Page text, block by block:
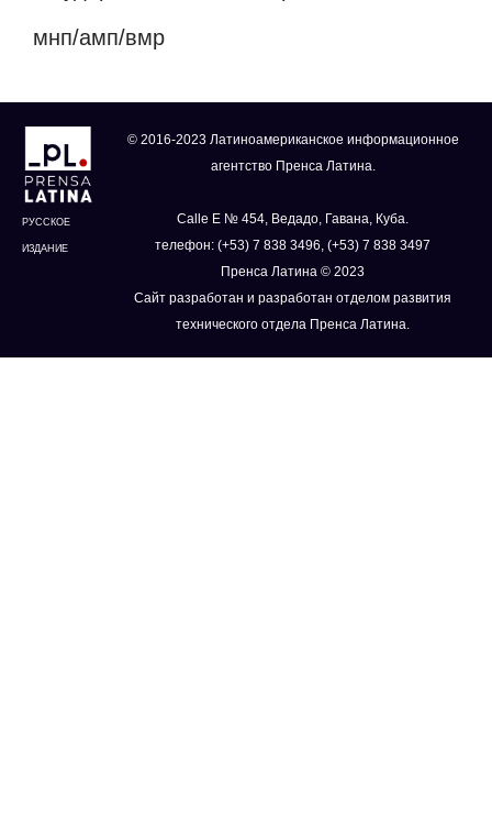
мнп/амп/вмр
РУССКОЕ
ИЗДАНИЕ
© 2016-2023 Латиноамериканское информационное
агентство Пренса Латина.
Calle E № 454, Ведадо, Гавана, Куба.
телефон: (+53) 7 838 3496, (+53) 7 838 3497
Пренса Латина © 2023
Сайт разработан и разработан отделом развития
технического отдела Пренса Латина.